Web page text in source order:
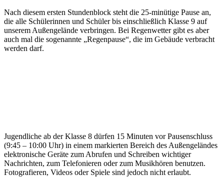
Nach diesem ersten Stundenblock steht die 25-minütige Pause an,
die alle Schülerinnen und Schüler bis einschließlich Klasse 9 auf
unserem Außengelände verbringen. Bei Regenwetter gibt es aber
auch mal die sogenannte „Regenpause“, die im Gebäude verbracht
werden darf.
Jugendliche ab der Klasse 8 dürfen 15 Minuten vor Pausenschluss
(9:45 – 10:00 Uhr) in einem markierten Bereich des Außengeländes
elektronische Geräte zum Abrufen und Schreiben wichtiger
Nachrichten, zum Telefonieren oder zum Musikhören benutzen.
Fotografieren, Videos oder Spiele sind jedoch nicht erlaubt.